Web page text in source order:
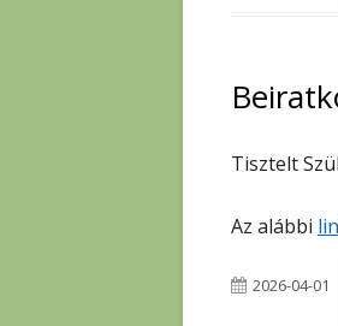
Tisztelt
Az alábbi
Published
2026-04-01